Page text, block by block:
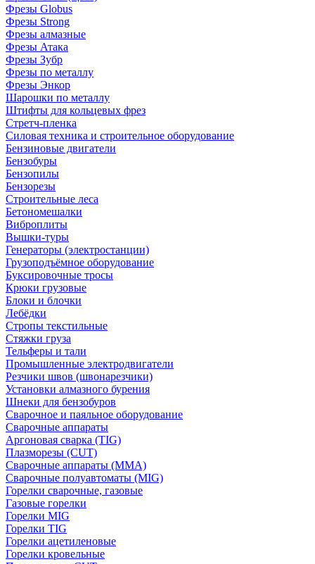
Фрезы Globus
Фрезы Strong
Фрезы алмазные
Фрезы Атака
Фрезы Зубр
Фрезы по металлу
Фрезы Энкор
Шарошки по металлу
Штифты для кольцевых фрез
Стретч-пленка
Силовая техника и строительное оборудование
Бензиновые двигатели
Бензобуры
Бензопилы
Бензорезы
Строительные леса
Бетономешалки
Виброплиты
Вышки-туры
Генераторы (электростанции)
Грузоподъёмное оборудование
Буксировочные тросы
Крюки грузовые
Блоки и блочки
Лебёдки
Стропы текстильные
Стяжки груза
Тельферы и тали
Промышленные электродвигатели
Резчики швов (швонарезчики)
Установки алмазного бурения
Шнеки для бензобуров
Сварочное и паяльное оборудование
Сварочные аппараты
Аргоновая сварка (TIG)
Плазморезы (CUT)
Сварочные аппараты (MMA)
Сварочные полуавтоматы (MIG)
Горелки сварочные, газовые
Газовые горелки
Горелки MIG
Горелки TIG
Горелки ацетиленовые
Горелки кровельные